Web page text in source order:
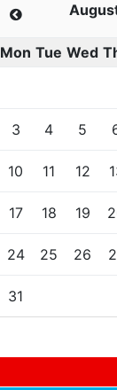
Mon Tue Wed
3 4 5
10 11 12
17 18 19
24 25 26
31